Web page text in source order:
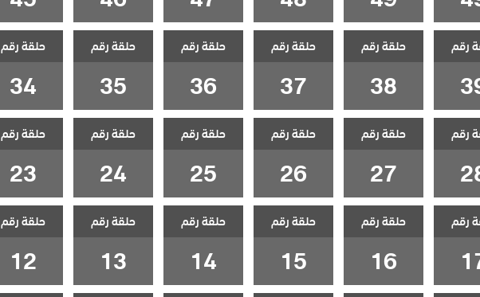
رقم حلقة رقم
38
حلقة رقم
37
حلقة رقم
36
حلقة رقم
35
حلقة رقم
34
رقم حلقة رقم
27
حلقة رقم
26
حلقة رقم
25
حلقة رقم
24
حلقة رقم
23
رقم حلقة رقم
16
حلقة رقم
15
حلقة رقم
14
حلقة رقم
13
حلقة رقم
12